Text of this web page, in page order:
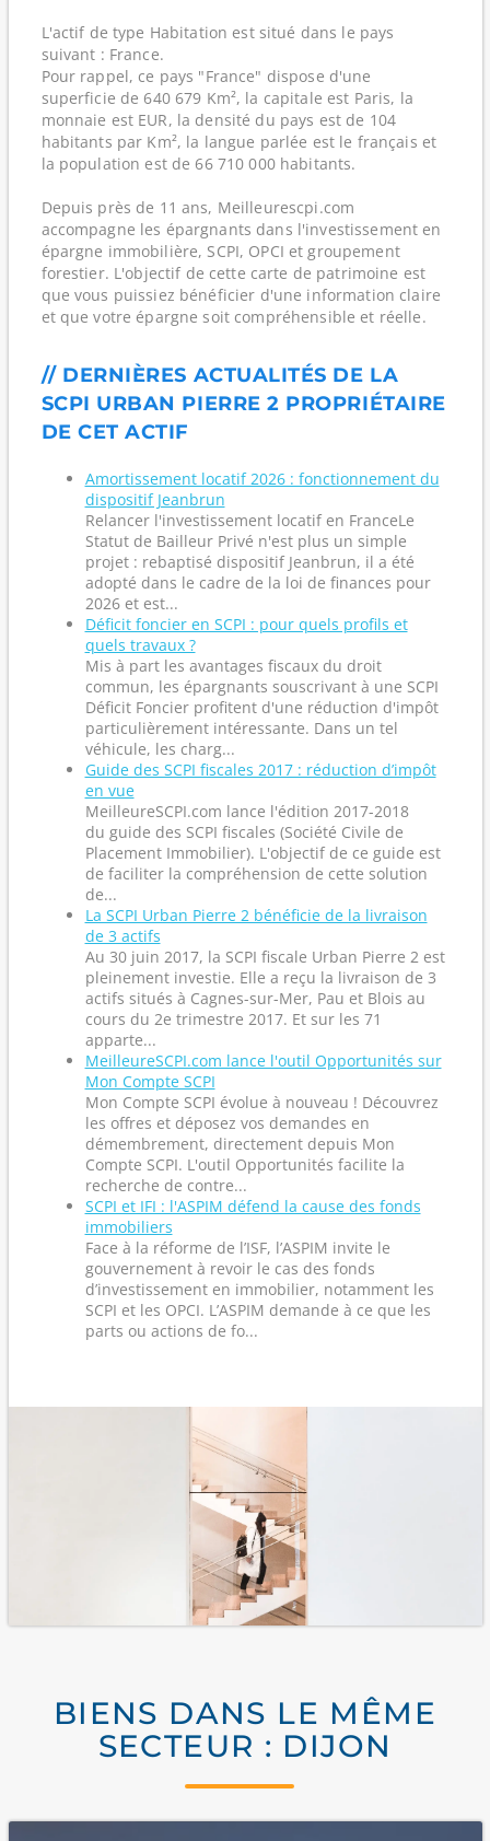
L'actif de type Habitation est situé dans le pays
suivant : France.
Pour rappel, ce pays "France" dispose d'une
superficie de 640 679 Km², la capitale est Paris, la
monnaie est EUR, la densité du pays est de 104
habitants par Km², la langue parlée est le français et
la population est de 66 710 000 habitants.
Depuis près de 11 ans, Meilleurescpi.com
accompagne les épargnants dans l'investissement en
épargne immobilière, SCPI, OPCI et groupement
forestier. L'objectif de cette carte de patrimoine est
que vous puissiez bénéficier d'une information claire
et que votre épargne soit compréhensible et réelle.
// DERNIÈRES ACTUALITÉS DE LA
SCPI URBAN PIERRE 2 PROPRIÉTAIRE
DE CET ACTIF
Amortissement locatif 2026 : fonctionnement du
dispositif Jeanbrun
Relancer l'investissement locatif en FranceLe
Statut de Bailleur Privé n'est plus un simple
projet : rebaptisé dispositif Jeanbrun, il a été
adopté dans le cadre de la loi de finances pour
2026 et est...
Déficit foncier en SCPI : pour quels profils et
quels travaux ?
Mis à part les avantages fiscaux du droit
commun, les épargnants souscrivant à une SCPI
Déficit Foncier profitent d'une réduction d'impôt
particulièrement intéressante. Dans un tel
véhicule, les charg...
Guide des SCPI fiscales 2017 : réduction d’impôt
en vue
MeilleureSCPI.com lance l'édition 2017-2018
du guide des SCPI fiscales (Société Civile de
Placement Immobilier). L'objectif de ce guide est
de faciliter la compréhension de cette solution
de...
La SCPI Urban Pierre 2 bénéficie de la livraison
de 3 actifs
Au 30 juin 2017, la SCPI fiscale Urban Pierre 2 est
pleinement investie. Elle a reçu la livraison de 3
actifs situés à Cagnes-sur-Mer, Pau et Blois au
cours du 2e trimestre 2017. Et sur les 71
apparte...
MeilleureSCPI.com lance l'outil Opportunités sur
Mon Compte SCPI
Mon Compte SCPI évolue à nouveau ! Découvrez
les offres et déposez vos demandes en
démembrement, directement depuis Mon
Compte SCPI. L'outil Opportunités facilite la
recherche de contre...
SCPI et IFI : l'ASPIM défend la cause des fonds
immobiliers
Face à la réforme de l’ISF, l’ASPIM invite le
gouvernement à revoir le cas des fonds
d’investissement en immobilier, notamment les
SCPI et les OPCI. L’ASPIM demande à ce que les
parts ou actions de fo...
BIENS DANS LE MÊME
SECTEUR : DIJON